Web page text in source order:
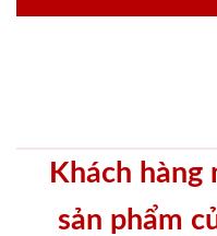
Khách hàng
sản phẩm